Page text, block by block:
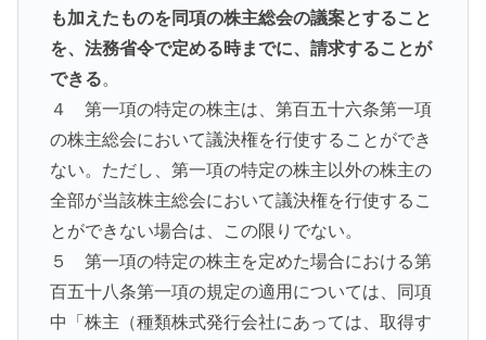
も加えたものを同項の株主総会の議案とすること
を、法務省令で定める時までに、請求することが
できる。
４ 第一項の特定の株主は、第百五十六条第一項
の株主総会において議決権を行使することができ
ない。ただし、第一項の特定の株主以外の株主の
全部が当該株主総会において議決権を行使するこ
とができない場合は、この限りでない。
５ 第一項の特定の株主を定めた場合における第
百五十八条第一項の規定の適用については、同項
中「株主（種類株式発行会社にあっては、取得す